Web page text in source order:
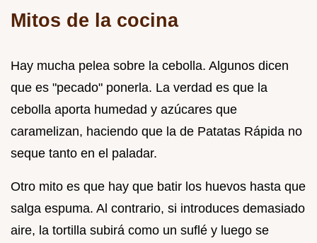
Mitos de la cocina
Hay mucha pelea sobre la cebolla. Algunos dicen
que es "pecado" ponerla. La verdad es que la
cebolla aporta humedad y azúcares que
caramelizan, haciendo que la de Patatas Rápida no
seque tanto en el paladar.
Otro mito es que hay que batir los huevos hasta que
salga espuma. Al contrario, si introduces demasiado
aire, la tortilla subirá como un suflé y luego se